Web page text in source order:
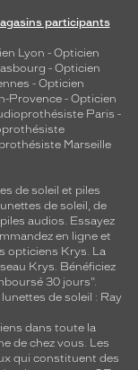
participants
Lyon - Opticien
- Opticien
- Opticien
Provence - Opticien
Paris -
Marseille
de soleil et piles
de soleil, de
audios. Essayez
en ligne et
opticiens Krys. La
Krys. Bénéficiez
30 jours".
lunettes de soleil : Ray
dans toute la
de chez vous. Les
qui constituent des